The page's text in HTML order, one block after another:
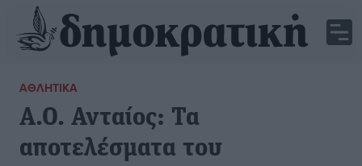
ΑΘΛΗΤΙΚΆ
Α.Ο. Ανταίος: Τα
αποτελέσματα του